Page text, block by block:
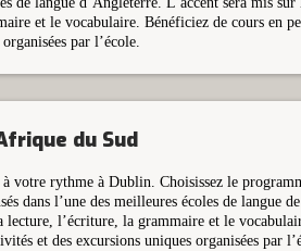
et le vocabulaire. Bénéficiez de cours en
par l’école.
du Sud
votre rythme à Dublin. Choisissez le
dans l’une des meilleures écoles de langue
l’écriture, la grammaire et le
et des excursions uniques organisées par